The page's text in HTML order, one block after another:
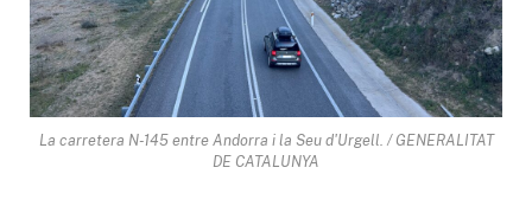
La carretera N-145 entre Andorra i la Seu d'Urgell. / GENERALITAT
DE CATALUNYA